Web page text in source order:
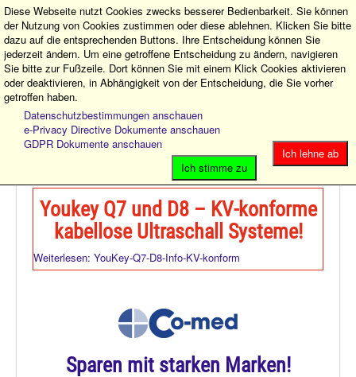
MEDELO Michael Longen e.K. – Ihre erste Adresse für
Medizintechnik und Praxisbedarf!
Toggle
Sonographie
Co-med ARZT-Shop!
Ärzte-Infos
Aktionen
Youkey Q7 und D8 – KV-konforme
kabellose Ultraschall Systeme!
Weiterlesen: YouKey-Q7-D8-Info-KV-konform
Sparen mit starken Marken!
Diese Webseite nutzt Cookies zwecks besserer Bedienbarkeit. Sie können
der Nutzung von Cookies zustimmen oder diese ablehnen. Klicken Sie bitte
dazu auf die entsprechenden Buttons. Ihre Entscheidung können Sie
jederzeit ändern. Um eine getroffene Entscheidung zu ändern, navigieren
Sie bitte zur Fußzeile. Dort können Sie mit einem Klick Cookies aktivieren
oder deaktivieren, in Abhängigkeit von der Entscheidung, die Sie vorher
getroffen haben.
Datenschutzbestimmungen anschauen
e-Privacy Directive Dokumente anschauen
GDPR Dokumente anschauen
Ich lehne ab
Ich stimme zu